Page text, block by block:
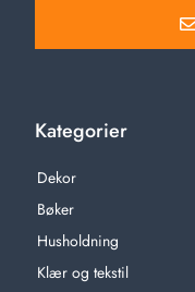
Kategorier
Dekor
Bøker
Husholdning
Klær og tekstil